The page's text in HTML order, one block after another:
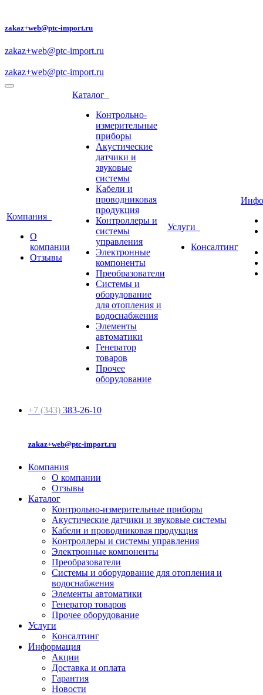
zakaz+web@ptc-import.ru
zakaz+web@ptc-import.ru
zakaz+web@ptc-import.ru
Компания
О
компании
Отзывы
Каталог
Контрольно-
измерительные
приборы
Акустические
датчики и
звуковые
системы
Кабели и
проводниковая
продукция
Контроллеры и
системы
управления
Электронные
компоненты
Преобразователи
Системы и
оборудование
для отопления и
водоснабжения
Элементы
автоматики
Генератор
товаров
Прочее
оборудование
Услуги
Консалтинг
+7 (343) 383-26-10
zakaz+web@ptc-import.ru
Компания
О компании
Отзывы
Каталог
Контрольно-измерительные приборы
Акустические датчики и звуковые системы
Кабели и проводниковая продукция
Контроллеры и системы управления
Электронные компоненты
Преобразователи
Системы и оборудование для отопления и
водоснабжения
Элементы автоматики
Генератор товаров
Прочее оборудование
Услуги
Консалтинг
Информация
Акции
Доставка и оплата
Гарантия
Новости